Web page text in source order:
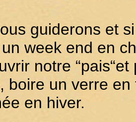
guiderons et
week end en
notre
boire un verre
en hiver.